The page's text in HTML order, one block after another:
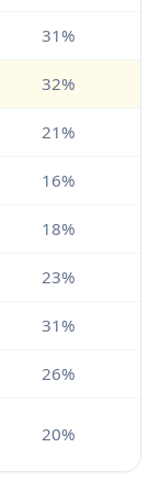
31%
32%
21%
16%
18%
23%
31%
26%
20%